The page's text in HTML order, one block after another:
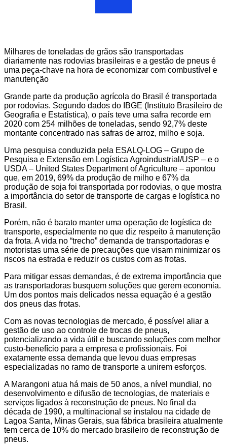
Milhares de toneladas de grãos são transportadas
diariamente nas rodovias brasileiras e a gestão de pneus é
uma peça-chave na hora de economizar com combustível e
manutenção
Grande parte da produção agrícola do Brasil é transportada
por rodovias. Segundo dados do IBGE (Instituto Brasileiro de
Geografia e Estatística), o país teve uma safra recorde em
2020 com 254 milhões de toneladas, sendo 92,7% deste
montante concentrado nas safras de arroz, milho e soja.
Uma pesquisa conduzida pela ESALQ-LOG – Grupo de
Pesquisa e Extensão em Logística Agroindustrial/USP – e o
USDA – United States Department of Agriculture – apontou
que, em 2019, 69% da produção de milho e 67% da
produção de soja foi transportada por rodovias, o que mostra
a importância do setor de transporte de cargas e logística no
Brasil.
Porém, não é barato manter uma operação de logística de
transporte, especialmente no que diz respeito à manutenção
da frota. A vida no “trecho” demanda de transportadoras e
motoristas uma série de precauções que visam minimizar os
riscos na estrada e reduzir os custos com as frotas.
Para mitigar essas demandas, é de extrema importância que
as transportadoras busquem soluções que gerem economia.
Um dos pontos mais delicados nessa equação é a gestão
dos pneus das frotas.
Com as novas tecnologias de mercado, é possível aliar a
gestão de uso ao controle de trocas de pneus,
potencializando a vida útil e buscando soluções com melhor
custo-benefício para a empresa e profissionais. Foi
exatamente essa demanda que levou duas empresas
especializadas no ramo de transporte a unirem esforços.
A Marangoni atua há mais de 50 anos, a nível mundial, no
desenvolvimento e difusão de tecnologias, de materiais e
serviços ligados à reconstrução de pneus. No final da
década de 1990, a multinacional se instalou na cidade de
Lagoa Santa, Minas Gerais, sua fábrica brasileira atualmente
tem cerca de 10% do mercado brasileiro de reconstrução de
pneus.